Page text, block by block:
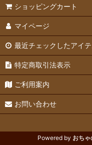
除菌・消臭剤
ショッピングカート
マイページ
最近チェックしたアイテ
特定商取引法表示
ご利用案内
お問い合わせ
Powered by おちゃ